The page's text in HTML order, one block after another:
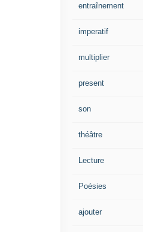
entraînement
imperatif
multiplier
present
son
théâtre
Lecture
Poésies
ajouter